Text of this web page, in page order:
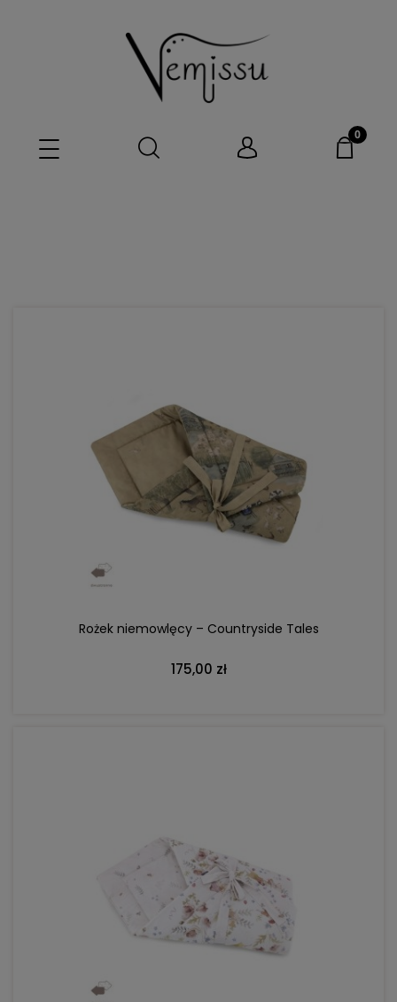
Rożek niemowlęcy – Countryside Tales
175,00 zł
DO KOSZYKA
DO KOSZYKA